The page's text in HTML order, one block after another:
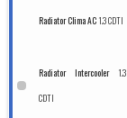
Radiator Clima AC 1.3 CDTI
Radiator Intercooler1.3
CDTI